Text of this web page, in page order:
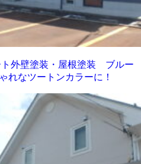
ト外壁塗装・屋根塗装 ブルー
れなツートンカラーに！